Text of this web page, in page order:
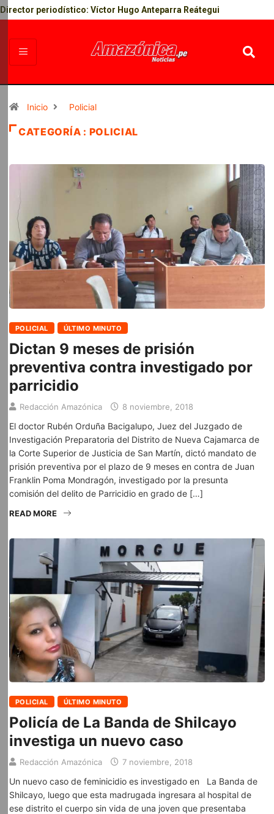
Director periodístico: Víctor Hugo Anteparra Reátegui
Inicio Policial
CATEGORÍA : POLICIAL
POLICIAL ÚLTIMO MINUTO
Dictan 9 meses de prisión
preventiva contra investigado por
parricidio
Redacción Amazónica 8 noviembre, 2018
El doctor Rubén Orduña Bacigalupo, Juez del Juzgado de
Investigación Preparatoria del Distrito de Nueva Cajamarca de
la Corte Superior de Justicia de San Martín, dictó mandato de
prisión preventiva por el plazo de 9 meses en contra de Juan
Franklin Poma Mondragón, investigado por la presunta
comisión del delito de Parricidio en grado de […]
READ MORE
POLICIAL ÚLTIMO MINUTO
Policía de La Banda de Shilcayo
investiga un nuevo caso
Redacción Amazónica 7 noviembre, 2018
Un nuevo caso de feminicidio es investigado en La Banda de
Shilcayo, luego que esta madrugada ingresara al hospital de
ese distrito el cuerpo sin vida de una joven que presentaba